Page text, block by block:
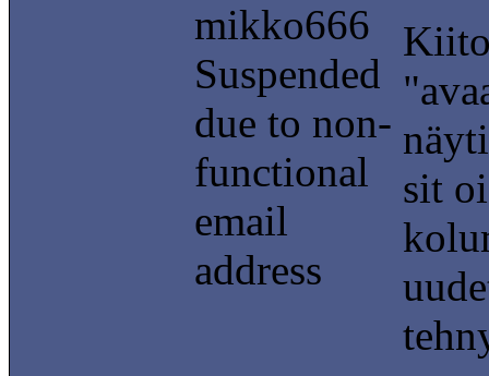
mikko666
Suspended
due to non-
functional
email
address
sit